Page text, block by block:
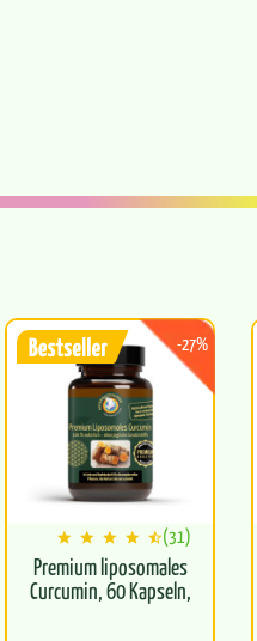
-27%
(31)
Premium liposomales
Curcumin, 60 Kapseln,